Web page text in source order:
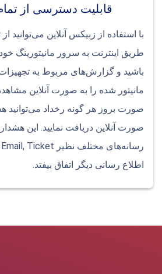
قابلیت دسترسی از تمام
با استفاده از زبیکس آنلاین می‌توانید از
طریق اینترنت به سرور مانیتورینگ خود
باشید و گزارش‌های مربوط به تجهیزات
مانیتور شده را به صورت آنلاین مشاهده
صورت بروز هر گونه رخداد می‌توانید
صورت آنلاین دریافت نمایید. این هشدار
اطلاع رسانی دیگر اتفاق بیفتد.